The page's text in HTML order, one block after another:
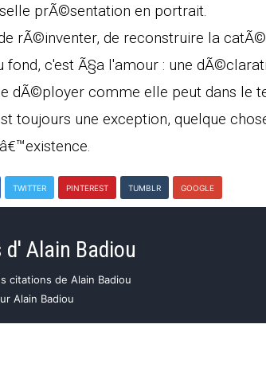
prÃ©sentation en portrait.
rÃ©inventer, de reconstruire la
fond, c'est Ã§a l'amour : une
dÃ©ployer comme elle peut dans le
toujours une exception, quelque
TWITTER PINTEREST TUMBLR GOOGLE
Alain Badiou
citations de Alain Badiou
Alain Badiou